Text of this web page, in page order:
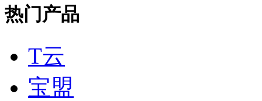
热门产品
T云
宝盟